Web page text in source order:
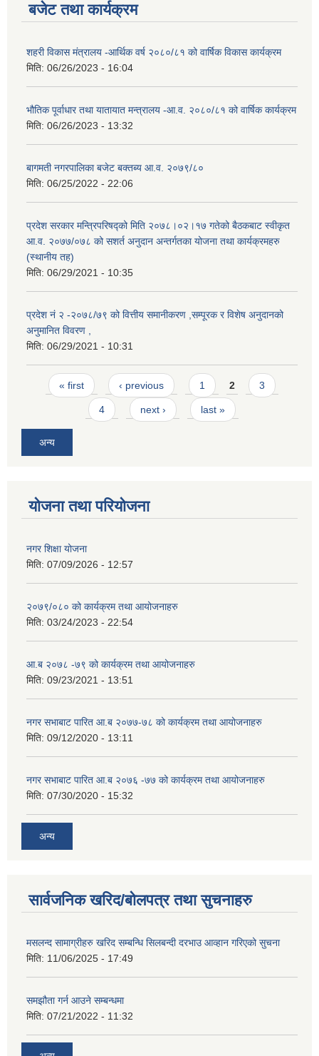
बजेट तथा कार्यक्रम
शहरी विकास मंत्रालय -आर्थिक वर्ष २०८०/८१ को वार्षिक विकास कार्यक्रम
मिति: 06/26/2023 - 16:04
भौतिक पूर्वाधार तथा यातायात मन्त्रालय -आ.व. २०८०/८१ को वार्षिक कार्यक्रम
मिति: 06/26/2023 - 13:32
बागमती नगरपालिका बजेट बक्तब्य आ.व. २०७९/८०
मिति: 06/25/2022 - 22:06
प्रदेश सरकार मन्त्रिपरिषद्को मिति २०७८।०२।१७ गतेको बैठकबाट स्वीकृत
आ.व. २०७७/०७८ को सशर्त अनुदान अन्तर्गतका योजना तथा कार्यक्रमहरु
(स्थानीय तह)
मिति: 06/29/2021 - 10:35
प्रदेश नं २ -२०७८/७९ को वित्तीय समानीकरण ,सम्पूरक र विशेष अनुदानको
अनुमानित विवरण ,
मिति: 06/29/2021 - 10:31
Pages
« first ‹ previous 1 2 3
4 next › last »
अन्य
योजना तथा परियोजना
नगर शिक्षा योजना
मिति: 07/09/2026 - 12:57
२०७९/०८० को कार्यक्रम तथा आयोजनाहरु
मिति: 03/24/2023 - 22:54
आ.ब २०७८ -७९ को कार्यक्रम तथा आयोजनाहरु
मिति: 09/23/2021 - 13:51
नगर सभाबाट पारित आ.ब २०७७-७८ को कार्यक्रम तथा आयोजनाहरु
मिति: 09/12/2020 - 13:11
नगर सभाबाट पारित आ.ब २०७६ -७७ को कार्यक्रम तथा आयोजनाहरु
मिति: 07/30/2020 - 15:32
अन्य
सार्वजनिक खरिद/बोलपत्र तथा सुचनाहरु
मसलन्द सामाग्रीहरु खरिद सम्बन्धि सिलबन्दी दरभाउ आव्हान गरिएको सुचना
मिति: 11/06/2025 - 17:49
समझौता गर्न आउने सम्बन्धमा
मिति: 07/21/2022 - 11:32